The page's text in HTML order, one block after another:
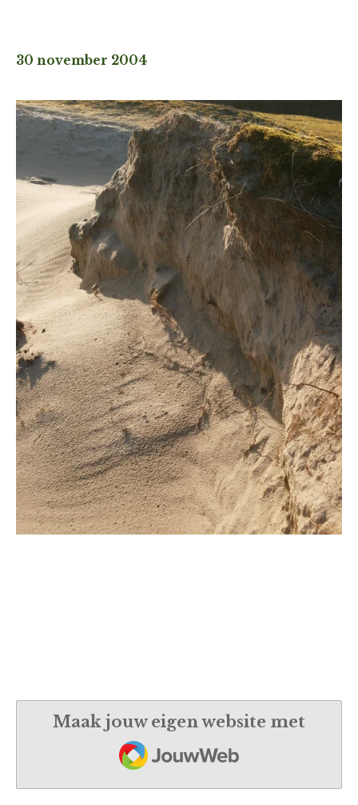
30 november 2004
Maak jouw eigen website met
JouwWeb